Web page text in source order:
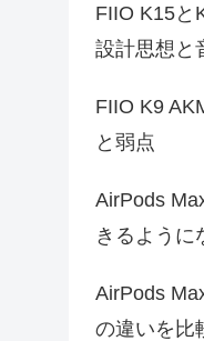
FIIO K15と
設計思想と
FIIO K9
と弱点
AirPods
きるように
AirPods
の違いを比